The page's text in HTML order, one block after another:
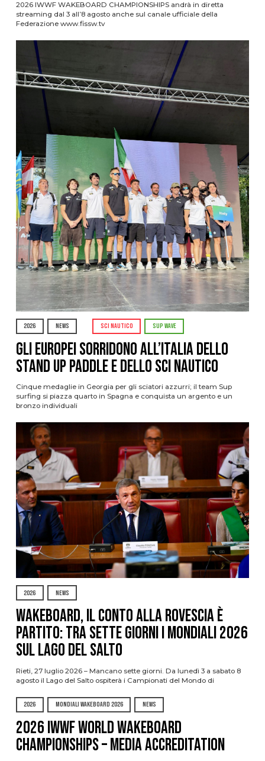
2026 IWWF WAKEBOARD CHAMPIONSHIPS andrà in diretta
streaming dal 3 all’8 agosto anche sul canale ufficiale della
Federazione www.fissw.tv
2026 NEWS SCI NAUTICO SUP WAVE
Gli Europei sorridono all’Italia dello
stand up paddle e dello sci nautico
Cinque medaglie in Georgia per gli sciatori azzurri; il team Sup
surfing si piazza quarto in Spagna e conquista un argento e un
bronzo individuali
2026 NEWS
Wakeboard, il conto alla rovescia è
partito: tra sette giorni i Mondiali 2026
sul Lago del Salto
Rieti, 27 luglio 2026 – Mancano sette giorni. Da lunedì 3 a sabato 8
agosto il Lago del Salto ospiterà i Campionati del Mondo di
2026 MONDIALI WAKEBOARD 2026 NEWS
2026 IWWF WORLD WAKEBOARD
CHAMPIONSHIPS – MEDIA ACCREDITATION